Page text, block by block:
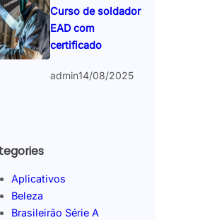
Curso de soldador
EAD com
certificado
admin14/08/2025
Aplicativos
Beleza
Brasileirão Série A